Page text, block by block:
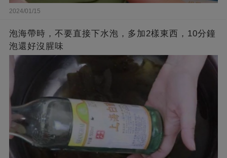
2024/01/15
泡海帶時，不要直接下水泡，多加2樣東西，10分鐘
泡還好沒腥味